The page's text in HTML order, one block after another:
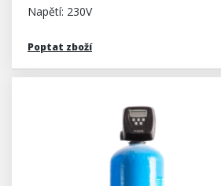
Napětí: 230V
Poptat zboží